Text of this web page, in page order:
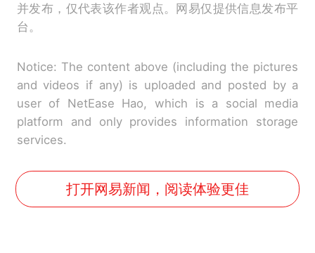
并发布，仅代表该作者观点。网易仅提供信息发布平
台。
Notice: The content above (including the pictures
and videos if any) is uploaded and posted by a
user of NetEase Hao, which is a social media
platform and only provides information storage
services.
打开网易新闻，阅读体验更佳